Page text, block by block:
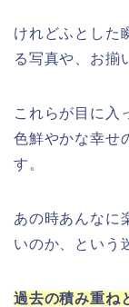
けれどふとした
る写真や、お揃
これらが目に入
色鮮やかな幸せ
す。
あの時あんなに
いのか、という
過去の積み重ね